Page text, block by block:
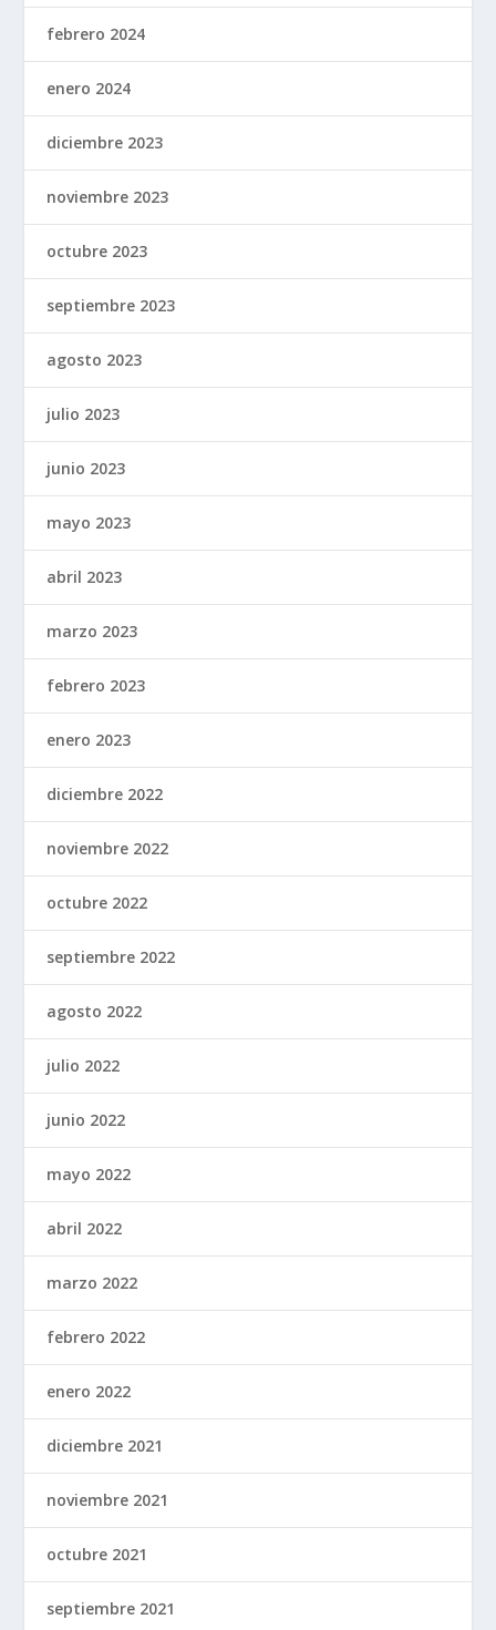
febrero 2024
enero 2024
diciembre 2023
noviembre 2023
octubre 2023
septiembre 2023
agosto 2023
julio 2023
junio 2023
mayo 2023
abril 2023
marzo 2023
febrero 2023
enero 2023
diciembre 2022
noviembre 2022
octubre 2022
septiembre 2022
agosto 2022
julio 2022
junio 2022
mayo 2022
abril 2022
marzo 2022
febrero 2022
enero 2022
diciembre 2021
noviembre 2021
octubre 2021
septiembre 2021